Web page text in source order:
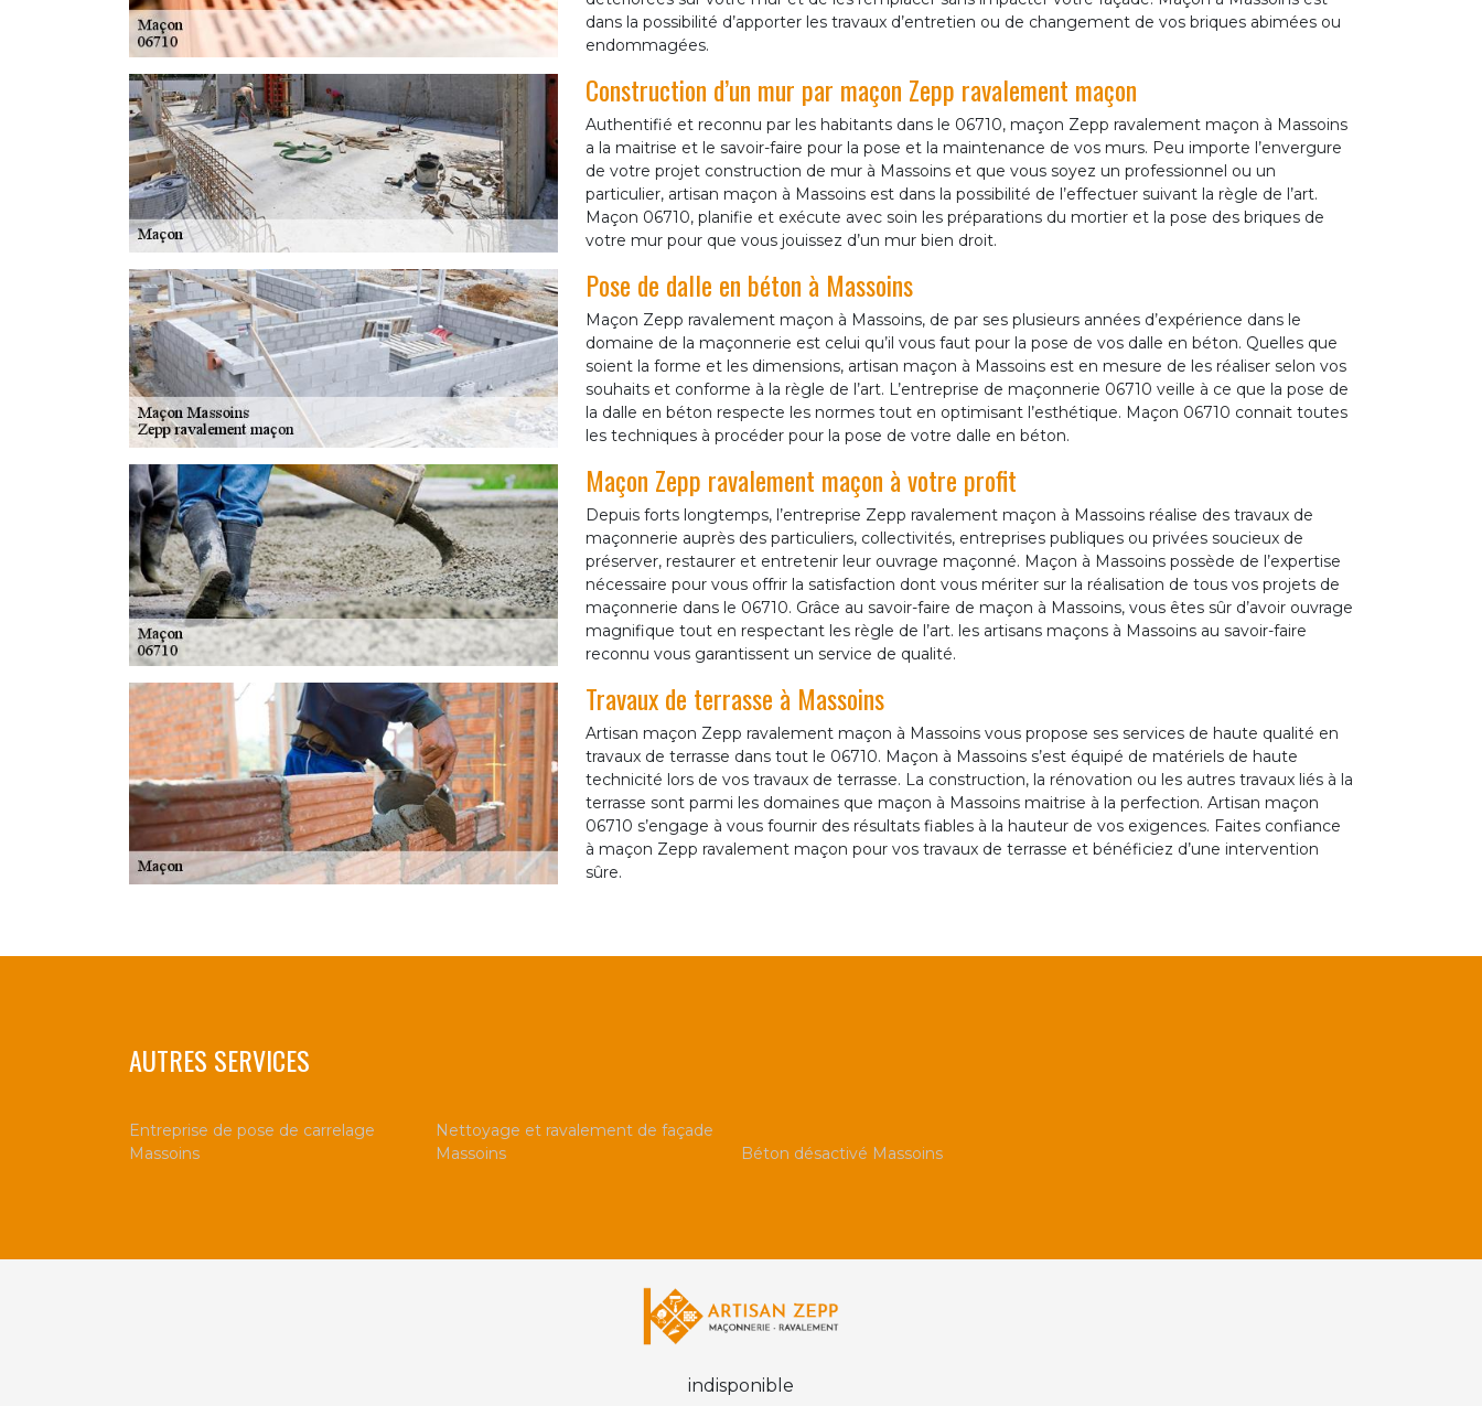
dans la possibilité d’apporter les travaux d’entretien ou de changement de vos briques abimées ou
endommagées.
Construction d’un mur par maçon Zepp ravalement maçon
Authentifié et reconnu par les habitants dans le 06710, maçon Zepp ravalement maçon à Massoins
a la maitrise et le savoir-faire pour la pose et la maintenance de vos murs. Peu importe l’envergure
de votre projet construction de mur à Massoins et que vous soyez un professionnel ou un
particulier, artisan maçon à Massoins est dans la possibilité de l’effectuer suivant la règle de l’art.
Maçon 06710, planifie et exécute avec soin les préparations du mortier et la pose des briques de
votre mur pour que vous jouissez d’un mur bien droit.
Pose de dalle en béton à Massoins
Maçon Zepp ravalement maçon à Massoins, de par ses plusieurs années d’expérience dans le
domaine de la maçonnerie est celui qu’il vous faut pour la pose de vos dalle en béton. Quelles que
soient la forme et les dimensions, artisan maçon à Massoins est en mesure de les réaliser selon vos
souhaits et conforme à la règle de l’art. L’entreprise de maçonnerie 06710 veille à ce que la pose de
la dalle en béton respecte les normes tout en optimisant l’esthétique. Maçon 06710 connait toutes
les techniques à procéder pour la pose de votre dalle en béton.
Maçon Zepp ravalement maçon à votre profit
Depuis forts longtemps, l’entreprise Zepp ravalement maçon à Massoins réalise des travaux de
maçonnerie auprès des particuliers, collectivités, entreprises publiques ou privées soucieux de
préserver, restaurer et entretenir leur ouvrage maçonné. Maçon à Massoins possède de l’expertise
nécessaire pour vous offrir la satisfaction dont vous mériter sur la réalisation de tous vos projets de
maçonnerie dans le 06710. Grâce au savoir-faire de maçon à Massoins, vous êtes sûr d’avoir ouvrage
magnifique tout en respectant les règle de l’art. les artisans maçons à Massoins au savoir-faire
reconnu vous garantissent un service de qualité.
Travaux de terrasse à Massoins
Artisan maçon Zepp ravalement maçon à Massoins vous propose ses services de haute qualité en
travaux de terrasse dans tout le 06710. Maçon à Massoins s’est équipé de matériels de haute
technicité lors de vos travaux de terrasse. La construction, la rénovation ou les autres travaux liés à la
terrasse sont parmi les domaines que maçon à Massoins maitrise à la perfection. Artisan maçon
06710 s’engage à vous fournir des résultats fiables à la hauteur de vos exigences. Faites confiance
à maçon Zepp ravalement maçon pour vos travaux de terrasse et bénéficiez d’une intervention
sûre.
AUTRES SERVICES
Entreprise de pose de carrelage
Massoins
Nettoyage et ravalement de façade
Massoins
Béton désactivé Massoins
indisponible